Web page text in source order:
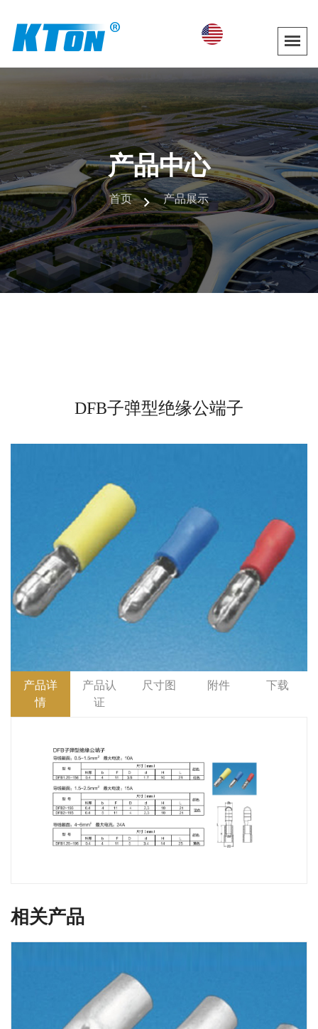
产品中心
首页 产品展示
DFB子弹型绝缘公端子
产品详
情
产品认
证
尺寸图 附件 下载
相关产品